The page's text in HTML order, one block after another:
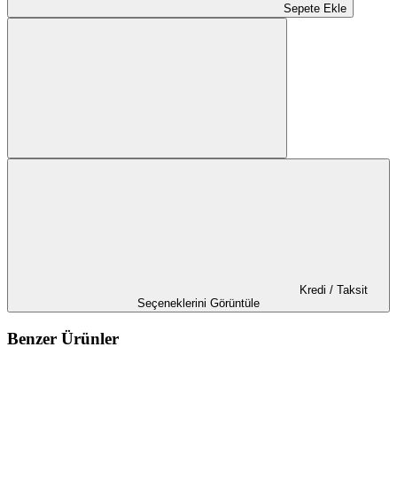
Sepete Ekle
Seçeneklerini Görüntüle
Benzer Ürünler